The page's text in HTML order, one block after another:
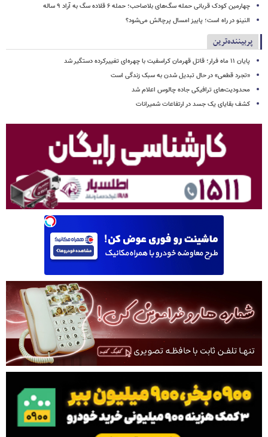
چهارمین کودک قربانی حمله سگ‌های بلاصاحب؛ حمله ۶ قلاده سگ به آراد ۹ ساله
النینو در راه است؛ پاییز امسال پرچالش می‌شود؟
پربیننده‌ترین
پایان ۱۱ ماه فرار؛ قاتل قهرمان کراسفیت با چهره‌ای تغییرکرده دستگیر شد
«تجرد قطعی» در حال تبدیل شدن به سبک زندگی است
محدودیت‌های ترافیکی جاده چالوس اعلام شد
کشف بقایای یک جسد در ارتفاعات شمیرانات